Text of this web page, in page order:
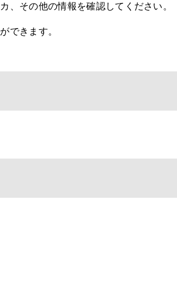
その他の情報を確認してください。
できます。